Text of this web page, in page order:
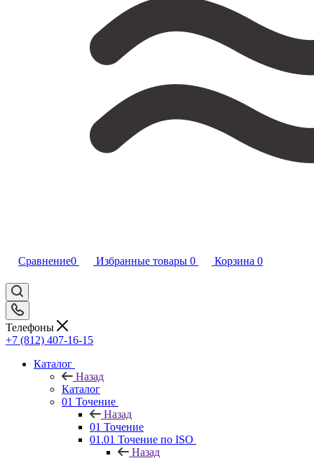
Сравнение0 Избранные товары 0 Корзина 0
Телефоны
+7 (812) 407-16-15
Каталог
Назад
Каталог
01 Точение
Назад
01 Точение
01.01 Точение по ISO
Назад